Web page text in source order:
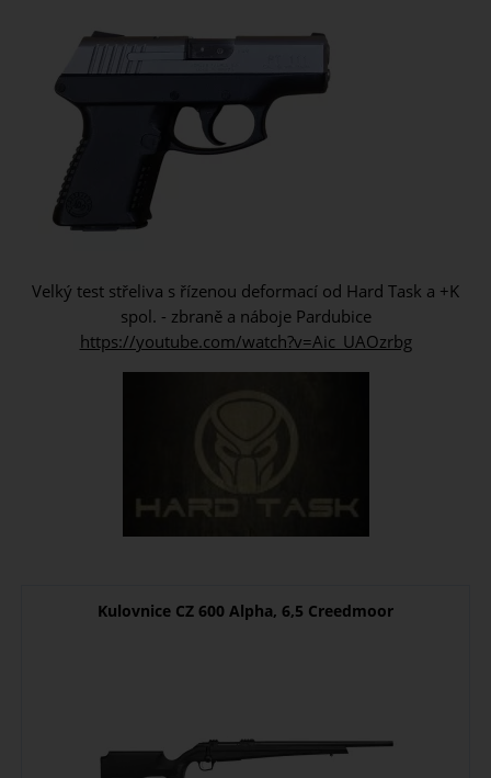
Velký test střeliva s řízenou deformací od Hard Task a +K
spol. - zbraně a náboje Pardubice
https://youtube.com/watch?v=Aic_UAOzrbg
Kulovnice CZ 600 Alpha, 6,5 Creedmoor